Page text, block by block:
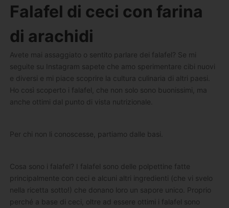
Falafel di ceci con farina
di arachidi
Avete mai assaggiato o sentito parlare dei falafel? Se mi
seguite su Instagram sapete che amo sperimentare cibi nuovi
e diversi e mi piace scoprire la cultura culinaria di altri paesi.
Ho così scoperto i falafel, che non solo sono buonissimi, ma
anche ottimi dal punto di vista nutrizionale.
Per chi non li conoscesse, partiamo dalle basi.
Cosa sono i falafel? I falafel sono delle polpettine fatte
principalmente con ceci e alcuni altri ingredienti (che vi svelo
nella ricetta sotto!) che donano loro un sapore unico. Proprio
perché a base di ceci, oltre ad essere ottimi i falafel sono